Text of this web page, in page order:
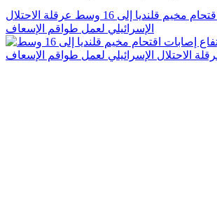
ارتفاع إصابات اقتحام مخيم قلنديا إلى 16 وسط عرقلة الاحتلال
الإسرائيلي لعمل طواقم الإسعاف